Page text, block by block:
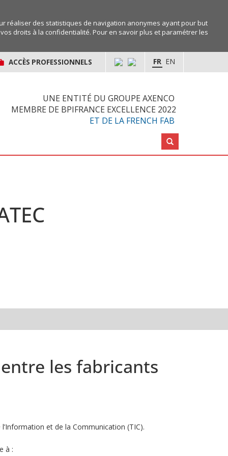
réaliser des statistiques de navigation anonymes ayant pour but
droits à la confidentialité. Pour en savoir plus et paramétrer les
ACCÈS PROFESSIONNELS EN
FR
UNE ENTITÉ DU GROUPE AXENCO
MEMBRE DE BPIFRANCE EXCELLENCE 2022
ET DE LA FRENCH FAB
les fabricants
et de la Communication (TIC).
à :